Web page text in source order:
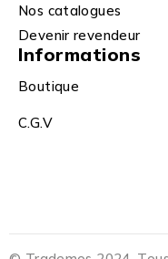
Nos catalogues
Devenir revendeur
Informations
Boutique
C.G.V